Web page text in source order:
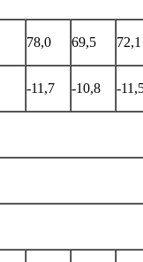
78,0 69,5 72,1
-11,7 -10,8 -